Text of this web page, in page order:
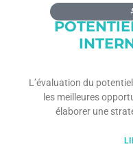
L’évaluation du
les meilleures
élaborer une